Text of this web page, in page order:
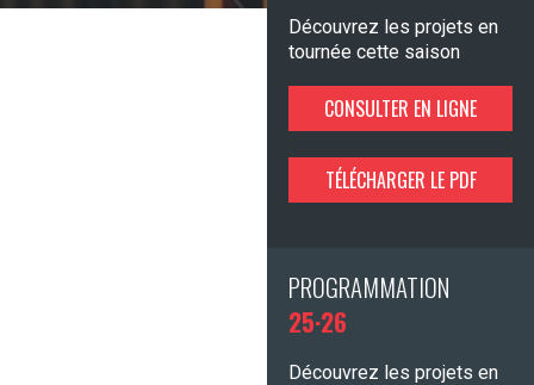
Découvrez les projets en
tournée cette saison
CONSULTER EN LIGNE
TÉLÉCHARGER LE PDF
PROGRAMMATION
25·26
Découvrez les projets en